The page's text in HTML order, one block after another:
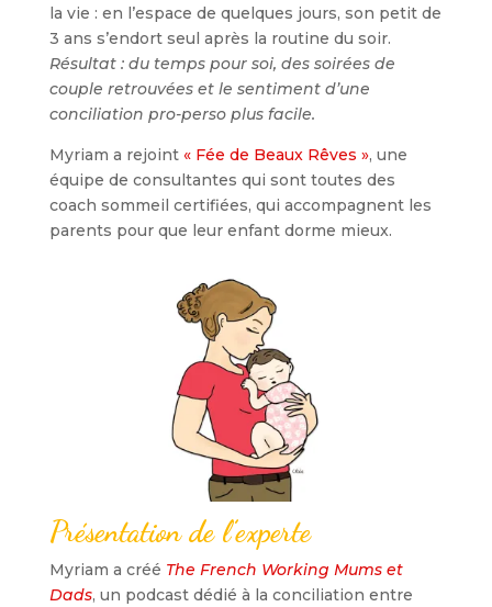
la vie : en l’espace de quelques jours, son petit de
3 ans s’endort seul après la routine du soir.
Résultat : du temps pour soi, des soirées de
couple retrouvées et le sentiment d’une
conciliation pro-perso plus facile.
Myriam a rejoint « Fée de Beaux Rêves », une
équipe de consultantes qui sont toutes des
coach sommeil certifiées, qui accompagnent les
parents pour que leur enfant dorme mieux.
Présentation de l’experte
Myriam a créé The French Working Mums et
Dads, un podcast dédié à la conciliation entre